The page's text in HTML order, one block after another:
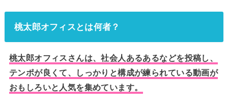
桃太郎オフィスとは何者？
桃太郎オフィスさんは、社会人あるあるなどを投稿し、
テンポが良くて、しっかりと構成が練られている動画が
おもしろいと人気を集めています。